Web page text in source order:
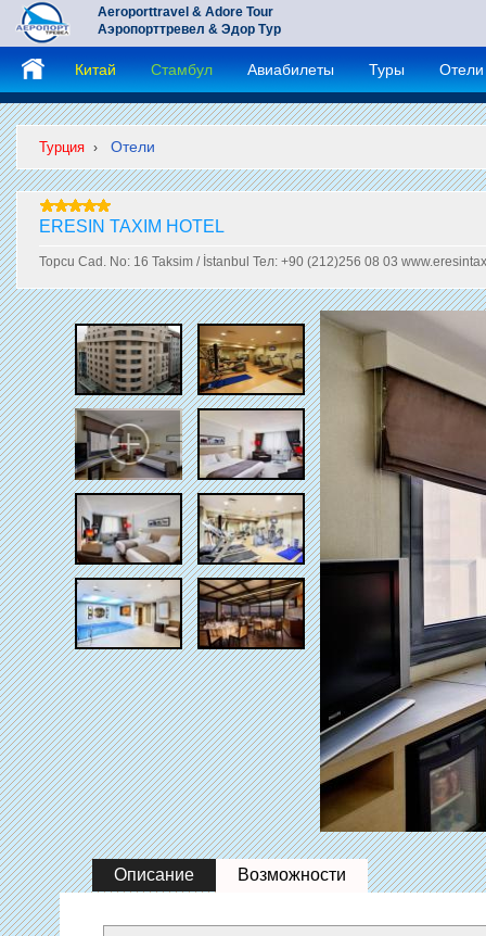
Aeroporttravel & Adore Tour
Аэропорттревел & Эдор Тур
Китай Стамбул Авиабилеты Туры Отели
Турция › Отели
ERESIN TAXIM HOTEL
Topcu Cad. No: 16 Taksim / İstanbul Тел: +90 (212)256 08 03
Описание Возможности